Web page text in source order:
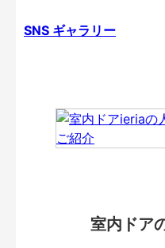
SNS ギャラリー
室内ドア